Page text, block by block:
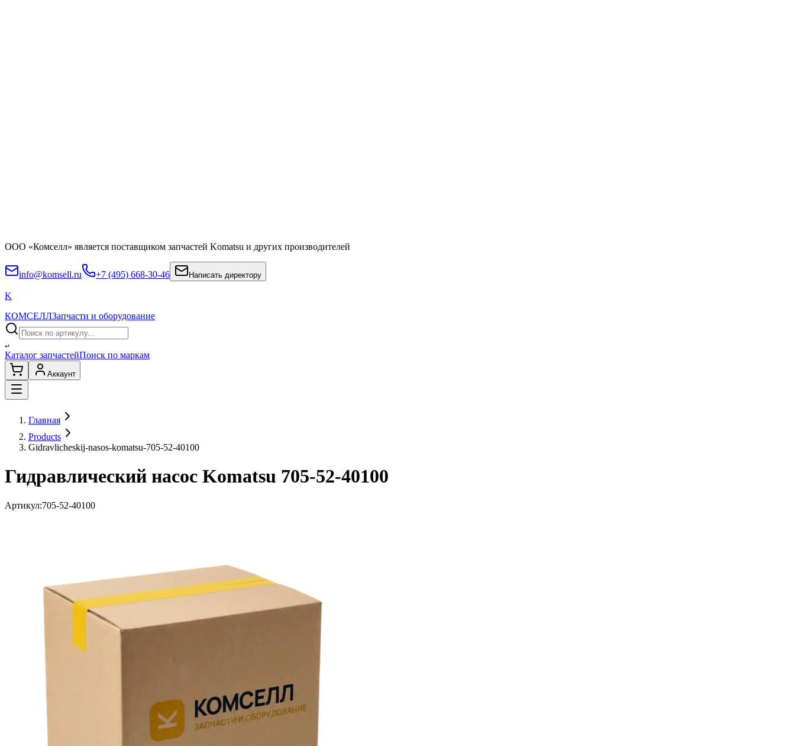
ООО «Комселл» является поставщиком запчастей Komatsu и других производителей
info@komsell.ru +7 (495) 668-30-46 Написать директору
K
КОМСЕЛЛЗапчасти и оборудование
↵
Каталог запчастейПоиск по маркам
Аккаунт
Главная
Products
Gidravlicheskij-nasos-komatsu-705-52-40100
Гидравлический насос Komatsu 705-52-40100
Артикул:705-52-40100